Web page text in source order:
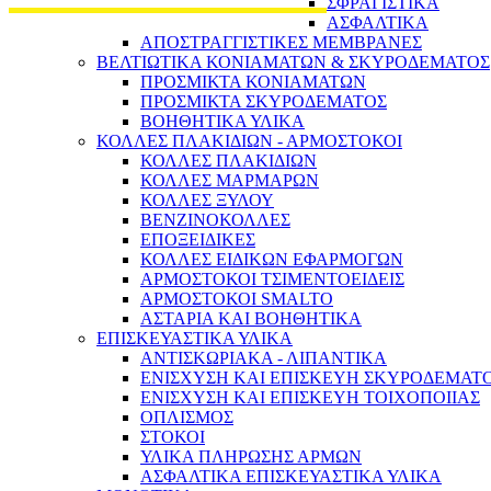
ΑΣΦΑΛΤΙΚΑ
ΑΠΟΣΤΡΑΓΓΙΣΤΙΚΕΣ ΜΕΜΒΡΑΝΕΣ
ΒΕΛΤΙΩΤΙΚΑ ΚΟΝΙΑΜΑΤΩΝ & ΣΚΥΡΟΔΕΜΑΤΟΣ
ΠΡΟΣΜΙΚΤΑ ΚΟΝΙΑΜΑΤΩΝ
ΠΡΟΣΜΙΚΤΑ ΣΚΥΡΟΔΕΜΑΤΟΣ
ΒΟΗΘΗΤΙΚΑ ΥΛΙΚΑ
ΚΟΛΛΕΣ ΠΛΑΚΙΔΙΩΝ - ΑΡΜΟΣΤΟΚΟΙ
ΚΟΛΛΕΣ ΠΛΑΚΙΔΙΩΝ
ΚΟΛΛΕΣ ΜΑΡΜΑΡΩΝ
ΚΟΛΛΕΣ ΞΥΛΟΥ
ΒΕΝΖΙΝΟΚΟΛΛΕΣ
ΕΠΟΞΕΙΔΙΚΕΣ
ΚΟΛΛΕΣ ΕΙΔΙΚΩΝ ΕΦΑΡΜΟΓΩΝ
ΑΡΜΟΣΤΟΚΟΙ ΤΣΙΜΕΝΤΟΕΙΔΕΙΣ
ΑΡΜΟΣΤΟΚΟΙ SMALTO
ΑΣΤΑΡΙΑ ΚΑΙ ΒΟΗΘΗΤΙΚΑ
ΕΠΙΣΚΕΥΑΣΤΙΚΑ ΥΛΙΚΑ
ΑΝΤΙΣΚΩΡΙΑΚΑ - ΛΙΠΑΝΤΙΚΑ
ΕΝΙΣΧΥΣΗ ΚΑΙ ΕΠΙΣΚΕΥΗ
ΕΝΙΣΧΥΣΗ ΚΑΙ ΕΠΙΣΚΕΥΗ ΤΟΙΧΟΠΟΙΙΑΣ
ΟΠΛΙΣΜΟΣ
ΣΤΟΚΟΙ
ΥΛΙΚΑ ΠΛΗΡΩΣΗΣ ΑΡΜΩΝ
ΑΣΦΑΛΤΙΚΑ ΕΠΙΣΚΕΥΑΣΤΙΚΑ ΥΛΙΚΑ